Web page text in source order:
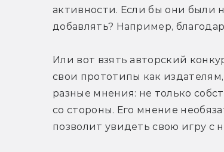
активности. Если бы они были
добавлять? Например,
Или вот взять авторский
свои прототипы как
разные мнения: не только
со стороны. Его мнение
позволит увидеть свою игру с